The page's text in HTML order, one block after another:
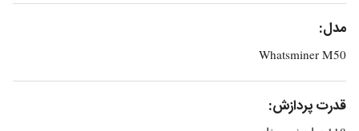
مدل:
Whatsminer M50
قدرت پردازش: